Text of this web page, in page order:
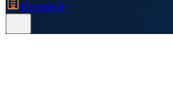
Kurumsal